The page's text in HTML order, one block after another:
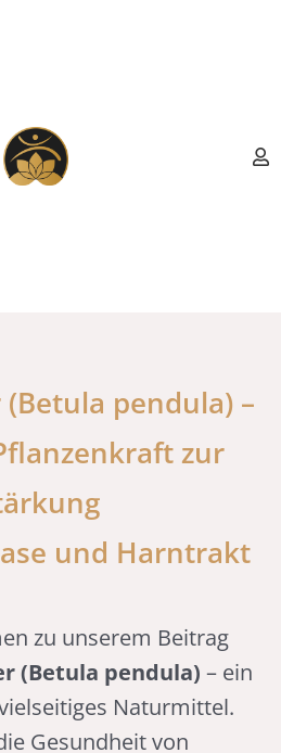
pendula) –
zur
und Harntrakt
zu unserem Beitrag
(Betula pendula) – ein
Naturmittel.
Gesundheit von